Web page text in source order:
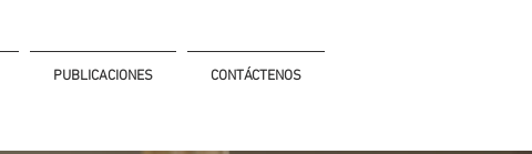
PUBLICACIONES CONTÁCTENOS